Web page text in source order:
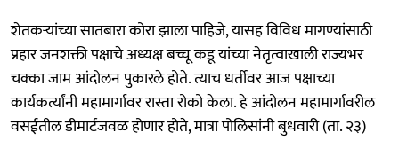
शेतकऱ्यांच्या सातबारा कोरा झाला पाहिजे, यासह विविध मागण्यांसाठी
प्रहार जनशक्ती पक्षाचे अध्यक्ष बच्चू कडू यांच्या नेतृत्वाखाली राज्यभर
चक्का जाम आंदोलन पुकारले होते. त्याच धर्तीवर आज पक्षाच्या
कार्यकर्त्यांनी महामार्गावर रास्ता रोको केला. हे आंदोलन महामार्गावरील
वसईतील डीमार्टजवळ होणार होते, मात्रा पोलिसांनी बुधवारी (ता. २३)